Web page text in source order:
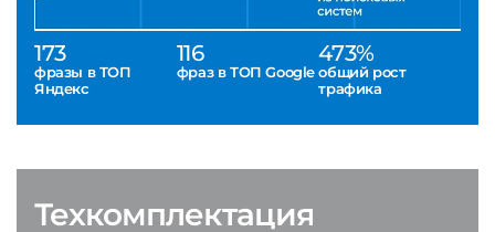
173
фразы в ТОП
Яндекс
116
фраз в ТОП Google
473%
общий рост
трафика
Техкомплектация